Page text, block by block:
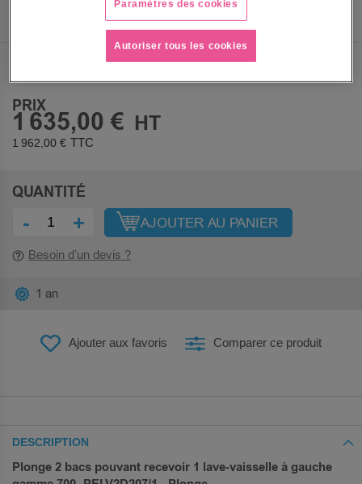
PRIX
1 635,00 €
1 962,00 €
QUANTITÉ
- + AJOUTER AU PANIER
Besoin d’un devis ?
Ajouter aux favoris Comparer ce produit
1 an
DESCRIPTION
Plonge 2 bacs pouvant recevoir 1 lave-vaisselle à gauche
Paramètres des cookies
Autoriser tous les cookies